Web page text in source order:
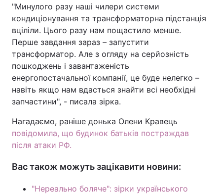
Тема оформлення
"Минулого разу наші чилери системи
кондиціонування та трансформаторна підстанція
вціліли. Цього разу нам пощастило менше.
Перше завдання зараз – запустити
трансформатор. Але з огляду на серйозність
пошкоджень і завантаженість
енергопостачальної компанії, це буде нелегко –
навіть якщо нам вдасться знайти всі необхідні
запчастини", - писала зірка.
Нагадаємо, раніше донька Олени Кравець
повідомила, що будинок батьків постраждав
після атаки РФ.
Вас також можуть зацікавити новини:
"Нереально боляче": зірки українського